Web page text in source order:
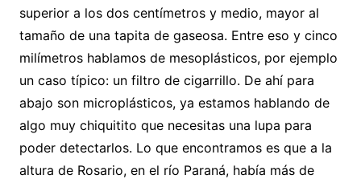
superior a los dos centímetros y medio, mayor al
tamaño de una tapita de gaseosa. Entre eso y cinco
milímetros hablamos de mesoplásticos, por ejemplo
un caso típico: un filtro de cigarrillo. De ahí para
abajo son microplásticos, ya estamos hablando de
algo muy chiquitito que necesitas una lupa para
poder detectarlos. Lo que encontramos es que a la
altura de Rosario, en el río Paraná, había más de